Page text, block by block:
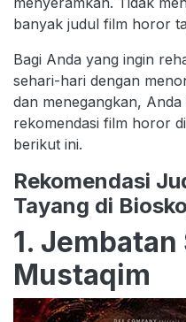
banyak judul film horor
Bagi Anda yang ingin
sehari-hari dengan
dan menegangkan,
rekomendasi film horor
berikut ini.
Rekomendasi
Tayang di
1.
Mustaqim